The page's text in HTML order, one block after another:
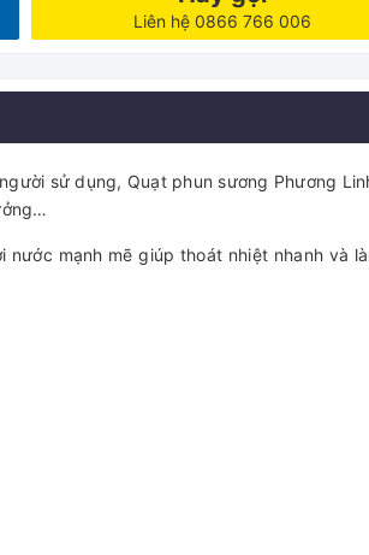
Liên hệ 0866 766 006
sử dụng, Quạt phun sương Phương
mạnh mẽ giúp thoát nhiệt nhanh và